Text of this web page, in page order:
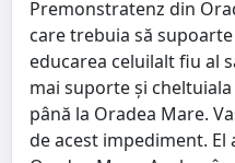
Premonstratenz din
care trebuia să
educarea celuilalt fiu al
mai suporte şi
până la Oradea Mare.
de acest impediment. El